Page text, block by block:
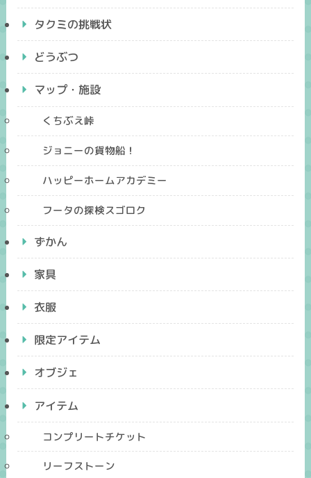
タクミの挑戦状
どうぶつ
マップ・施設
くちぶえ峠
ジョニーの貨物船！
ハッピーホームアカデミー
フータの探検スゴロク
ずかん
家具
衣服
限定アイテム
オブジェ
アイテム
コンプリートチケット
リーフストーン